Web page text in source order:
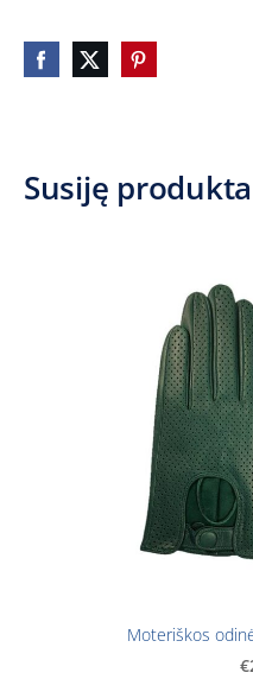
Susiję
Moteriškos